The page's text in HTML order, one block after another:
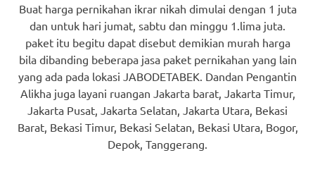
Buat harga pernikahan ikrar nikah dimulai dengan 1 juta
dan untuk hari jumat, sabtu dan minggu 1.lima juta.
paket itu begitu dapat disebut demikian murah harga
bila dibanding beberapa jasa paket pernikahan yang lain
yang ada pada lokasi JABODETABEK. Dandan Pengantin
Alikha juga layani ruangan Jakarta barat, Jakarta Timur,
Jakarta Pusat, Jakarta Selatan, Jakarta Utara, Bekasi
Barat, Bekasi Timur, Bekasi Selatan, Bekasi Utara, Bogor,
Depok, Tanggerang.